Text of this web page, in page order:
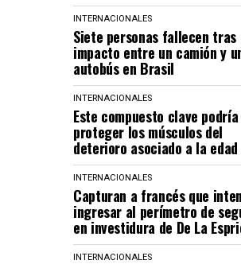
INTERNACIONALES
Siete personas fallecen tras
impacto entre un camión y
autobús en Brasil
INTERNACIONALES
Este compuesto clave podría
proteger los músculos del
deterioro asociado a la edad
INTERNACIONALES
Capturan a francés que
ingresar al perímetro de
en investidura de De La
INTERNACIONALES